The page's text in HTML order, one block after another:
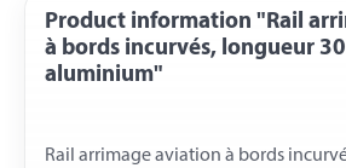
Product information "Rail
à bords incurvés, longueur
aluminium"
Rail arrimage aviation à bords